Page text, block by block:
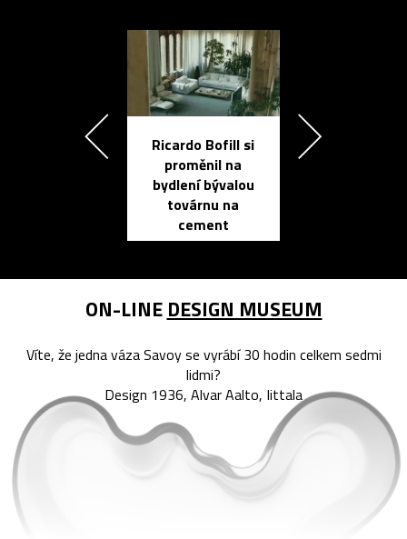
Ricardo Bofill si
proměnil na
bydlení bývalou
továrnu na
cement
ON-LINE DESIGN MUSEUM
Víte, že jedna váza Savoy se vyrábí 30 hodin celkem sedmi
lidmi?
Design 1936, Alvar Aalto, Iittala